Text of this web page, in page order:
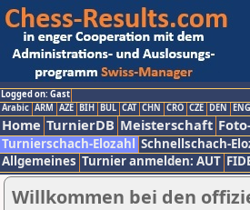
Logged on: Gast
Arabic ARM AZE BIH BUL CAT CHN CRO CZE DEN ENG
Home TurnierDB Meisterschaft
Turnierschach-Elozahl Schnellschach-
Allgemeines Turnier anmelden: AUT
Willkommen bei den